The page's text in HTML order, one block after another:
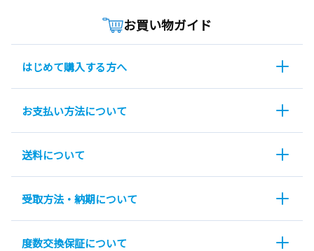
お買い物ガイド
はじめて購入する方へ
お支払い方法について
送料について
受取方法・納期について
度数交換保証について